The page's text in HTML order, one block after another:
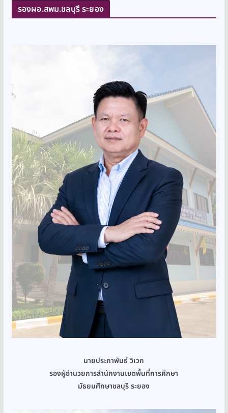
รองผอ.สพม.ชลบุรี ระยอง
นายประภาพันธ์ วิเวก
รองผู้อำนวยการสำนักงานเขตพื้นที่การศึกษา
มัธยมศึกษาชลบุรี ระยอง